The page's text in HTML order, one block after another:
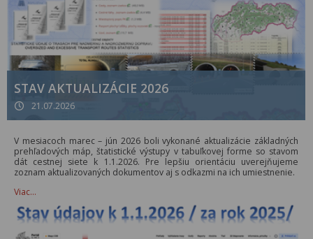
STAV AKTUALIZÁCIE 2026
21.07.2026
V mesiacoch marec – jún 2026 boli vykonané aktualizácie základných
prehľadových máp, štatistické výstupy v tabuľkovej forme so stavom
dát cestnej siete k 1.1.2026. Pre lepšiu orientáciu uverejňujeme
zoznam aktualizovaných dokumentov aj s odkazmi na ich umiestnenie.
Viac…